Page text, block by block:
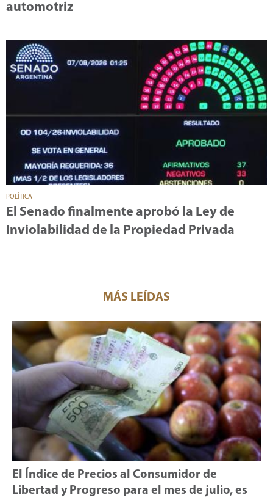
automotriz
POLÍTICA
El Senado finalmente aprobó la Ley de
Inviolabilidad de la Propiedad Privada
MÁS LEÍDAS
El Índice de Precios al Consumidor de
Libertad y Progreso para el mes de julio, es